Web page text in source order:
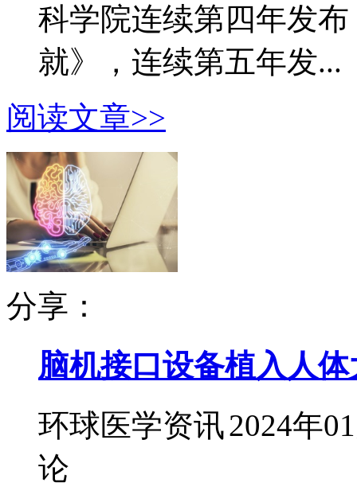
科学院连续第四年发
就》，连续第五年发...
阅读文章>>
分享：
脑机接口设备植入人
环球医学资讯2024年
论